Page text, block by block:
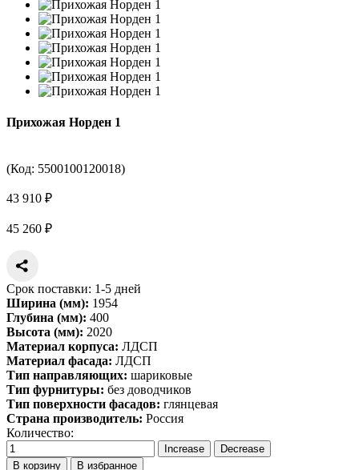
Прихожая Норден 1
(Код: 5500100120018)
43 910 ₽
45 260 ₽
Срок поставки: 1-5 дней
Ширина (мм): 1954
Глубина (мм): 400
Высота (мм): 2020
Материал корпуса: ЛДСП
Материал фасада: ЛДСП
Тип направляющих: шариковые
Тип фурнитуры: без доводчиков
Тип поверхности фасадов: глянцевая
Страна производитель: Россия
Количество:
В корзину В избранное